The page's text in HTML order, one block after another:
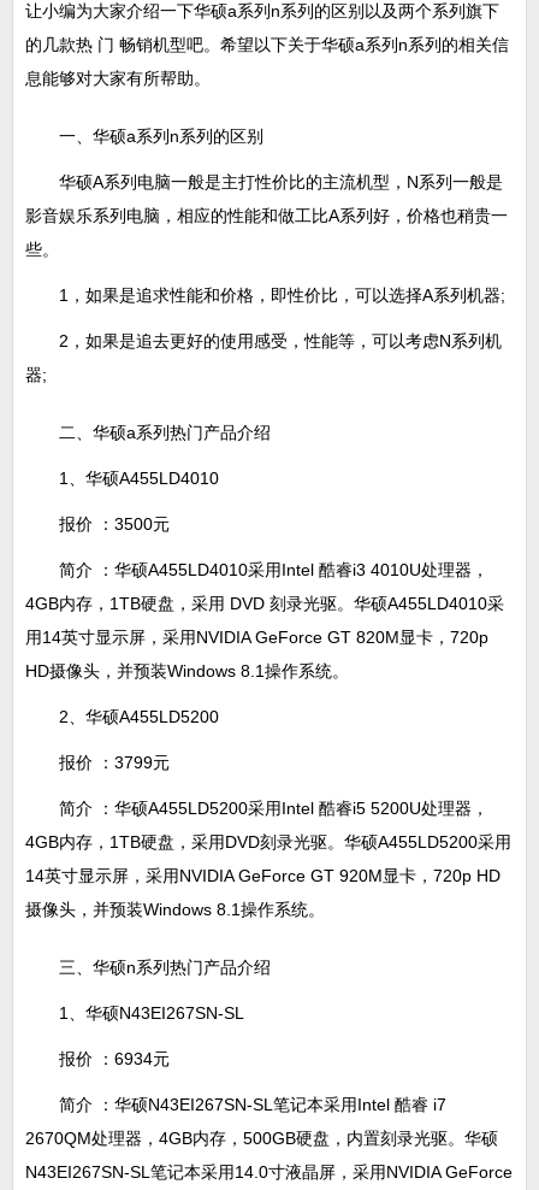
让小编为大家介绍一下华硕a系列n系列的区别以及两个系列旗下
的几款热 门 畅销机型吧。希望以下关于华硕a系列n系列的相关信
息能够对大家有所帮助。
一、华硕a系列n系列的区别
华硕A系列电脑一般是主打性价比的主流机型，N系列一般是
影音娱乐系列电脑，相应的性能和做工比A系列好，价格也稍贵一
些。
1，如果是追求性能和价格，即性价比，可以选择A系列机器;
2，如果是追去更好的使用感受，性能等，可以考虑N系列机
器;
二、华硕a系列热门产品介绍
1、华硕A455LD4010
报价 ：3500元
简介 ：华硕A455LD4010采用Intel 酷睿i3 4010U处理器，
4GB内存，1TB硬盘，采用 DVD 刻录光驱。华硕A455LD4010采
用14英寸显示屏，采用NVIDIA GeForce GT 820M显卡，720p
HD摄像头，并预装Windows 8.1操作系统。
2、华硕A455LD5200
报价 ：3799元
简介 ：华硕A455LD5200采用Intel 酷睿i5 5200U处理器，
4GB内存，1TB硬盘，采用DVD刻录光驱。华硕A455LD5200采用
14英寸显示屏，采用NVIDIA GeForce GT 920M显卡，720p HD
摄像头，并预装Windows 8.1操作系统。
三、华硕n系列热门产品介绍
1、华硕N43EI267SN-SL
报价 ：6934元
简介 ：华硕N43EI267SN-SL笔记本采用Intel 酷睿 i7
2670QM处理器，4GB内存，500GB硬盘，内置刻录光驱。华硕
N43EI267SN-SL笔记本采用14.0寸液晶屏，采用NVIDIA GeForce